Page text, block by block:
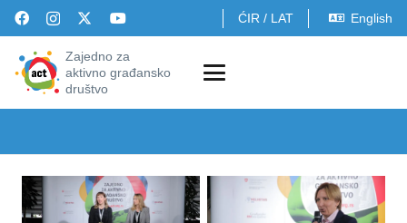
ĆIR / LAT English
Zajedno za
aktivno građansko
društvo